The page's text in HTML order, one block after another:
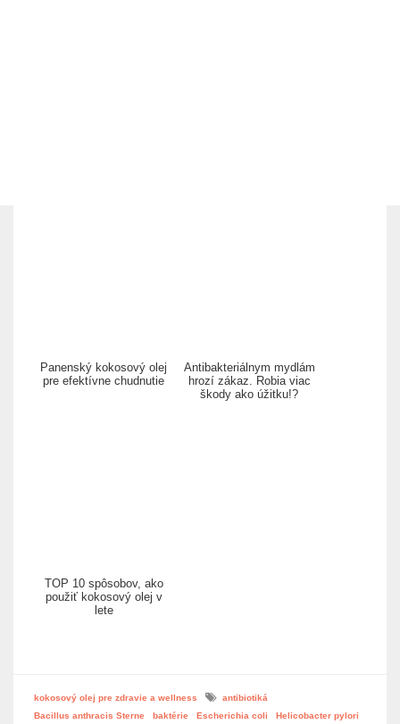
Panenský kokosový olej
pre efektívne chudnutie
Antibakteriálnym mydlám
hrozí zákaz. Robia viac
škody ako úžitku!?
TOP 10 spôsobov, ako
použiť kokosový olej v
lete
kokosový olej pre zdravie a wellness
antibiotiká
Bacillus anthracis Sterne
baktérie Escherichia coli
Helicobacter pylori